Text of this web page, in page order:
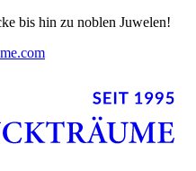
bis hin zu noblen Juwelen!